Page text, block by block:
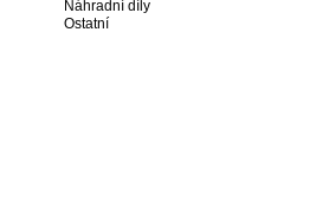
Náhradní díly
Ostatní